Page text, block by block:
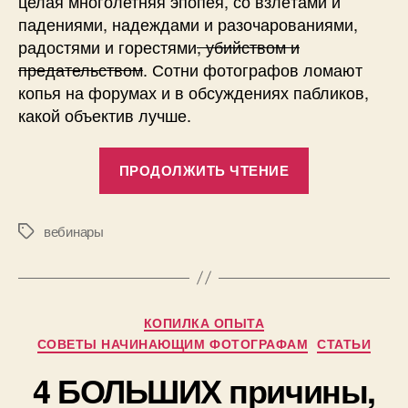
падениями, надеждами и разочарованиями,
радостями и горестями, убийством и
предательством. Сотни фотографов ломают
копья на форумах и в обсуждениях пабликов,
какой объектив лучше.
ПРОДОЛЖИТЬ ЧТЕНИЕ
проблемы,
ноября,
Меткивебинары
Рубрики
КОПИЛКА ОПЫТА
СОВЕТЫ НАЧИНАЮЩИМ ФОТОГРАФАМ СТАТЬИ
4 БОЛЬШИХ причины,
А
т